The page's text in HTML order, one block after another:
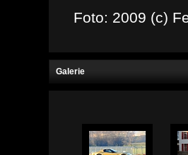
Foto: 2009 (c)
Galerie